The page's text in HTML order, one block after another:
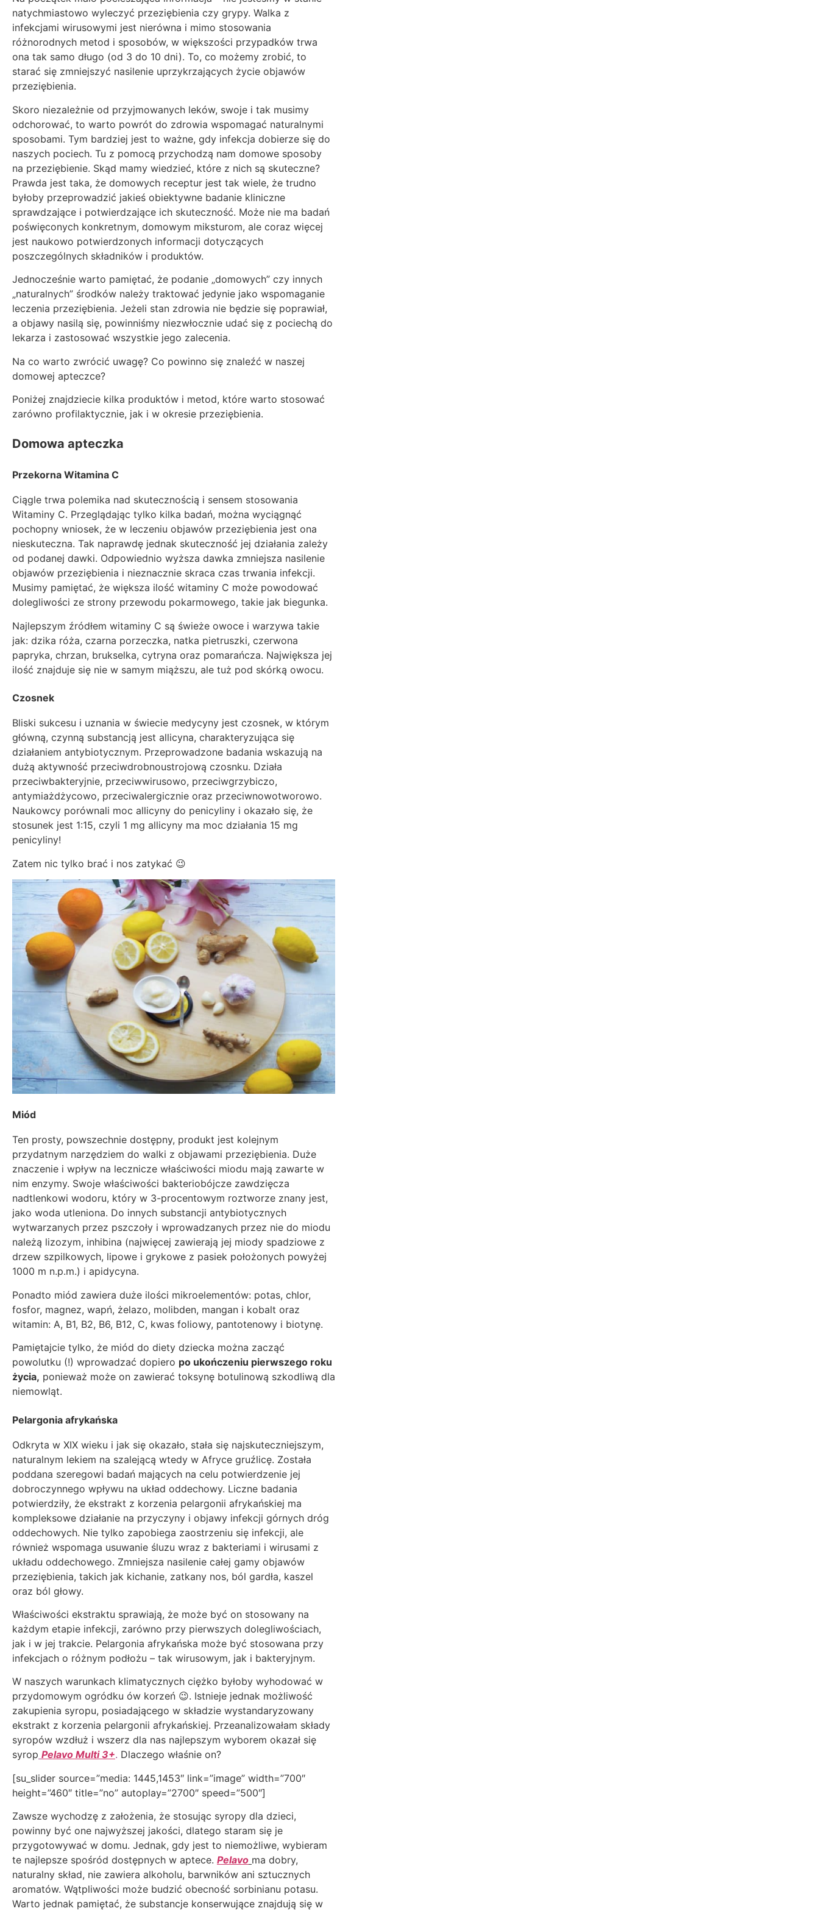
natychmiastowo wyleczyć przeziębienia czy grypy. Walka z
infekcjami wirusowymi jest nierówna i mimo stosowania
różnorodnych metod i sposobów, w większości przypadków trwa
ona tak samo długo (od 3 do 10 dni). To, co możemy zrobić, to
starać się zmniejszyć nasilenie uprzykrzających życie objawów
przeziębienia.
Skoro niezależnie od przyjmowanych leków, swoje i tak musimy
odchorować, to warto powrót do zdrowia wspomagać naturalnymi
sposobami. Tym bardziej jest to ważne, gdy infekcja dobierze się do
naszych pociech. Tu z pomocą przychodzą nam domowe sposoby
na przeziębienie. Skąd mamy wiedzieć, które z nich są skuteczne?
Prawda jest taka, że domowych receptur jest tak wiele, że trudno
byłoby przeprowadzić jakieś obiektywne badanie kliniczne
sprawdzające i potwierdzające ich skuteczność. Może nie ma badań
poświęconych konkretnym, domowym miksturom, ale coraz więcej
jest naukowo potwierdzonych informacji dotyczących
poszczególnych składników i produktów.
Jednocześnie warto pamiętać, że podanie „domowych” czy innych
„naturalnych” środków należy traktować jedynie jako wspomaganie
leczenia przeziębienia. Jeżeli stan zdrowia nie będzie się poprawiał,
a objawy nasilą się, powinniśmy niezwłocznie udać się z pociechą do
lekarza i zastosować wszystkie jego zalecenia.
Na co warto zwrócić uwagę? Co powinno się znaleźć w naszej
domowej apteczce?
Poniżej znajdziecie kilka produktów i metod, które warto stosować
zarówno profilaktycznie, jak i w okresie przeziębienia.
Domowa apteczka
Przekorna Witamina C
Ciągle trwa polemika nad skutecznością i sensem stosowania
Witaminy C. Przeglądając tylko kilka badań, można wyciągnąć
pochopny wniosek, że w leczeniu objawów przeziębienia jest ona
nieskuteczna. Tak naprawdę jednak skuteczność jej działania zależy
od podanej dawki. Odpowiednio wyższa dawka zmniejsza nasilenie
objawów przeziębienia i nieznacznie skraca czas trwania infekcji.
Musimy pamiętać, że większa ilość witaminy C może powodować
dolegliwości ze strony przewodu pokarmowego, takie jak biegunka.
Najlepszym źródłem witaminy C są świeże owoce i warzywa takie
jak: dzika róża, czarna porzeczka, natka pietruszki, czerwona
papryka, chrzan, brukselka, cytryna oraz pomarańcza. Największa jej
ilość znajduje się nie w samym miąższu, ale tuż pod skórką owocu.
Czosnek
Bliski sukcesu i uznania w świecie medycyny jest czosnek, w którym
główną, czynną substancją jest allicyna, charakteryzująca się
działaniem antybiotycznym. Przeprowadzone badania wskazują na
dużą aktywność przeciwdrobnoustrojową czosnku. Działa
przeciwbakteryjnie, przeciwwirusowo, przeciwgrzybiczo,
antymiażdżycowo, przeciwalergicznie oraz przeciwnowotworowo.
Naukowcy porównali moc allicyny do penicyliny i okazało się, że
stosunek jest 1:15, czyli 1 mg allicyny ma moc działania 15 mg
penicyliny!
Zatem nic tylko brać i nos zatykać 😉
Miód
Ten prosty, powszechnie dostępny, produkt jest kolejnym
przydatnym narzędziem do walki z objawami przeziębienia. Duże
znaczenie i wpływ na lecznicze właściwości miodu mają zawarte w
nim enzymy. Swoje właściwości bakteriobójcze zawdzięcza
nadtlenkowi wodoru, który w 3-procentowym roztworze znany jest,
jako woda utleniona. Do innych substancji antybiotycznych
wytwarzanych przez pszczoły i wprowadzanych przez nie do miodu
należą lizozym, inhibina (najwięcej zawierają jej miody spadziowe z
drzew szpilkowych, lipowe i grykowe z pasiek położonych powyżej
1000 m n.p.m.) i apidycyna.
Ponadto miód zawiera duże ilości mikroelementów: potas, chlor,
fosfor, magnez, wapń, żelazo, molibden, mangan i kobalt oraz
witamin: A, B1, B2, B6, B12, C, kwas foliowy, pantotenowy i biotynę.
Pamiętajcie tylko, że miód do diety dziecka można zacząć
powolutku (!) wprowadzać dopiero po ukończeniu pierwszego roku
życia, ponieważ może on zawierać toksynę botulinową szkodliwą dla
niemowląt.
Pelargonia afrykańska
Odkryta w XIX wieku i jak się okazało, stała się najskuteczniejszym,
naturalnym lekiem na szalejącą wtedy w Afryce gruźlicę. Została
poddana szeregowi badań mających na celu potwierdzenie jej
dobroczynnego wpływu na układ oddechowy. Liczne badania
potwierdziły, że ekstrakt z korzenia pelargonii afrykańskiej ma
kompleksowe działanie na przyczyny i objawy infekcji górnych dróg
oddechowych. Nie tylko zapobiega zaostrzeniu się infekcji, ale
również wspomaga usuwanie śluzu wraz z bakteriami i wirusami z
układu oddechowego. Zmniejsza nasilenie całej gamy objawów
przeziębienia, takich jak kichanie, zatkany nos, ból gardła, kaszel
oraz ból głowy.
Właściwości ekstraktu sprawiają, że może być on stosowany na
każdym etapie infekcji, zarówno przy pierwszych dolegliwościach,
jak i w jej trakcie. Pelargonia afrykańska może być stosowana przy
infekcjach o różnym podłożu – tak wirusowym, jak i bakteryjnym.
W naszych warunkach klimatycznych ciężko byłoby wyhodować w
przydomowym ogródku ów korzeń 😉. Istnieje jednak możliwość
zakupienia syropu, posiadającego w składzie wystandaryzowany
ekstrakt z korzenia pelargonii afrykańskiej. Przeanalizowałam składy
syropów wzdłuż i wszerz dla nas najlepszym wyborem okazał się
syrop Pelavo Multi 3+. Dlaczego właśnie on?
[su_slider source=”media: 1445,1453″ link=”image” width=”700″
height=”460″ title=”no” autoplay=”2700″ speed=”500″]
Zawsze wychodzę z założenia, że stosując syropy dla dzieci,
powinny być one najwyższej jakości, dlatego staram się je
przygotowywać w domu. Jednak, gdy jest to niemożliwe, wybieram
te najlepsze spośród dostępnych w aptece. Pelavo ma dobry,
naturalny skład, nie zawiera alkoholu, barwników ani sztucznych
aromatów. Wątpliwości może budzić obecność sorbinianu potasu.
Warto jednak pamiętać, że substancje konserwujące znajdują się w